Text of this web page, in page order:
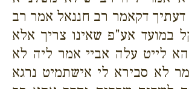
דקאמר רב חננאל אמר רב
במועד אע"פ שאינו צריך אלא
לייט עלה אביי אמר ליה לא
לא סבירא לי אישתמיט נרגא